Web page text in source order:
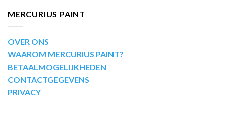
MERCURIUS PAINT
OVER ONS
WAAROM MERCURIUS PAINT?
BETAALMOGELIJKHEDEN
CONTACTGEGEVENS
PRIVACY